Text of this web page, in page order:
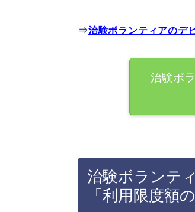
⇒治験ボランティアのデ
治験ボ
治験ボランテ
「利用限度額